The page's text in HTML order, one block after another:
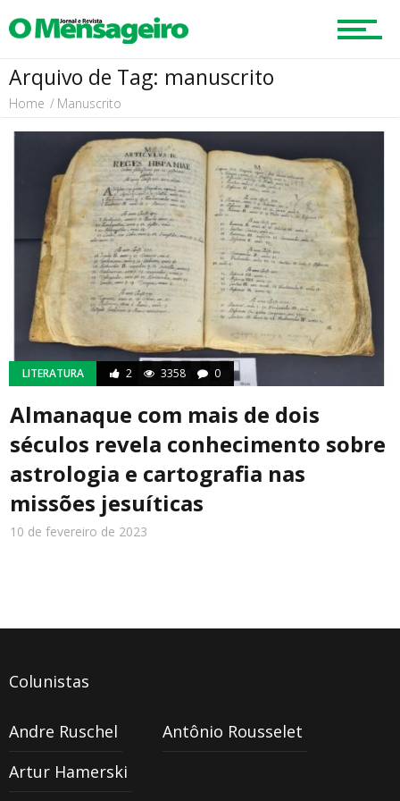
Geral
Mobilidade
Educação
Região
Cultura
Arquivo de Tag: manuscrito
Home Manuscrito
LITERATURA 2 3358 0
Almanaque com mais de dois
séculos revela conhecimento sobre
astrologia e cartografia nas
missões jesuíticas
10 de fevereiro de 2023
Colunistas
Andre Ruschel
Antônio Rousselet
Artur Hamerski